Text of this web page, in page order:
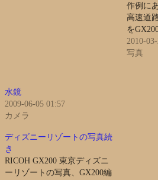
水鏡
2009-06-05 01:57
カメラ
作例に
高速道
を
2010-
写真
ディズニーリゾートの写真続
き
RICOH GX200 東京ディズニ
ーリゾートの写真、GX200編